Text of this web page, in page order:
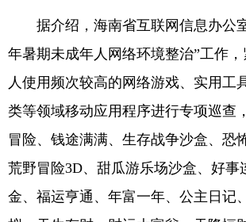
据介绍，海南省互联网信息办公室
年暑期未成年人网络环境整治”工作
人使用频次较高的网络游戏、实用工
类等领域移动应用程序进行专项巡查
冒险、钱途满满、生存战争沙盒、恐
荒野冒险3D、甜瓜游乐场沙盒、好事
金、福运亨通、年富一年、公主日记